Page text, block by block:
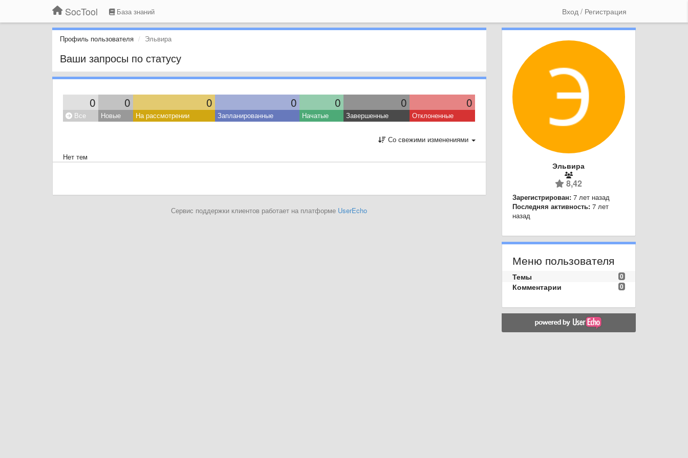
SocTool База знаний Вход / Регистрация
Профиль пользователя Эльвира
Ваши запросы по статусу
0 0 0 0 0 0 0
Все Новые На рассмотрении Запланированные Начатые Завершенные Отклоненные
Со свежими изменениями
Нет тем
Сервис поддержки клиентов работает на платформе UserEcho
Эльвира
8,42
Зарегистрирован: 7 лет назад
Последняя активность: 7 лет
назад
Меню пользователя
0
Темы
0
Комментарии